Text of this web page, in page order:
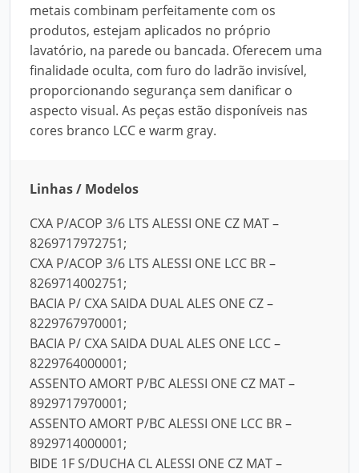
metais combinam perfeitamente com os
produtos, estejam aplicados no próprio
lavatório, na parede ou bancada. Oferecem uma
finalidade oculta, com furo do ladrão invisível,
proporcionando segurança sem danificar o
aspecto visual. As peças estão disponíveis nas
cores branco LCC e warm gray.
Linhas / Modelos
CXA P/ACOP 3/6 LTS ALESSI ONE CZ MAT –
8269717972751;
CXA P/ACOP 3/6 LTS ALESSI ONE LCC BR –
8269714002751;
BACIA P/ CXA SAIDA DUAL ALES ONE CZ –
8229767970001;
BACIA P/ CXA SAIDA DUAL ALES ONE LCC –
8229764000001;
ASSENTO AMORT P/BC ALESSI ONE CZ MAT –
8929717970001;
ASSENTO AMORT P/BC ALESSI ONE LCC BR –
8929714000001;
BIDE 1F S/DUCHA CL ALESSI ONE CZ MAT –